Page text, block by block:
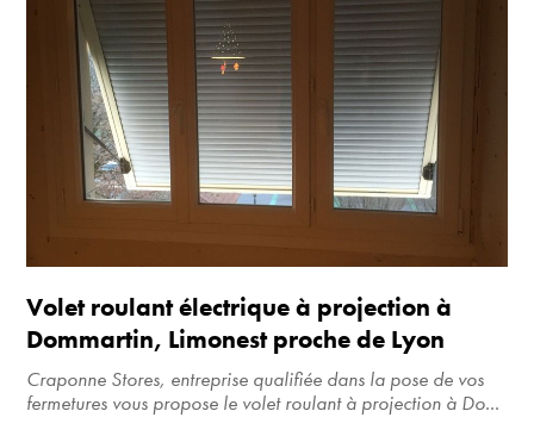
Volet roulant électrique à projection à
Dommartin, Limonest proche de Lyon
Craponne Stores, entreprise qualifiée dans la pose de vos
fermetures vous propose le volet roulant à projection à Do...